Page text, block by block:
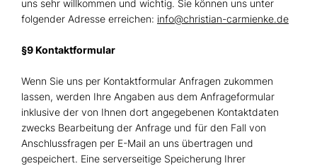
uns sehr willkommen und wichtig. Sie können uns unter
folgender Adresse erreichen: info@christian-carmienke.de
§9 Kontaktformular
Wenn Sie uns per Kontaktformular Anfragen zukommen
lassen, werden Ihre Angaben aus dem Anfrageformular
inklusive der von Ihnen dort angegebenen Kontaktdaten
zwecks Bearbeitung der Anfrage und für den Fall von
Anschlussfragen per E-Mail an uns übertragen und
gespeichert. Eine serverseitige Speicherung Ihrer